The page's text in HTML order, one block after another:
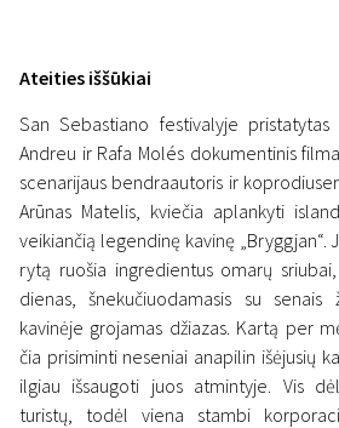
Ateities iššūkiai
San Sebastiano festivalyje
Andreu ir Rafa Molés dokumentinis
scenarijaus bendraautoris ir
Arūnas Matelis, kviečia aplankyti
veikiančią legendinę kavinę „Bryggjan“.
rytą ruošia ingredientus omarų
dienas, šnekučiuodamasis su senais
kavinėje grojamas džiazas. Kartą per
čia prisiminti neseniai anapilin išėjusių
ilgiau išsaugoti juos atmintyje. Vis
turistų, todėl viena stambi